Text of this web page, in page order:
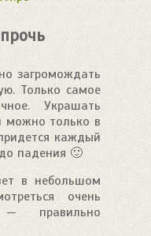
загромождать
Только самое
Украшать
можно только в
каждый
падения 🙂
в небольшом
очень
— правильно